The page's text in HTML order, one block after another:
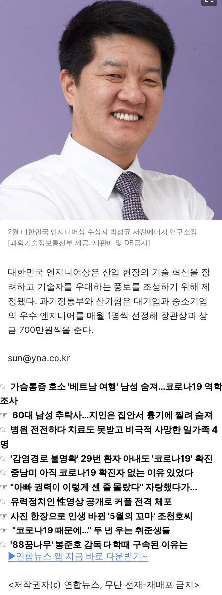
2월 대한민국 엔지니어상 수상자 박성균 서진에너지 연구소장
[과학기술정보통신부 제공. 재판매 및 DB금지]
대한민국 엔지니어상은 산업 현장의 기술 혁신을 장
려하고 기술자를 우대하는 풍토를 조성하기 위해 제
정됐다. 과기정통부와 산기협은 대기업과 중소기업
의 우수 엔지니어를 매월 1명씩 선정해 장관상과 상
금 700만원씩을 준다.
sun@yna.co.kr
☞ 가슴통증 호소 '베트남 여행' 남성 숨져…코로나19 역학
조사
☞ 60대 남성 추락사…지인은 집안서 흉기에 찔려 숨져
☞ 병원 전전하다 치료도 못받고 비극적 사망한 일가족 4
명
☞ '감염경로 불명확' 29번 환자 아내도 '코로나19' 확진
☞ 중남미 아직 코로나19 확진자 없는 이유 있었다
☞ "아빠 권력이 이렇게 센 줄 몰랐다" 자랑했다가...
☞ 유력정치인 性영상 공개로 커플 전격 체포
☞ 사진 한장으로 인생 바뀐 '5월의 꼬마' 조천호씨
☞ "코로나19 때문에…" 두 번 우는 취준생들
☞ '88꿈나무' 봉준호 감독 대학때 구속된 이유는
▶연합뉴스 앱 지금 바로 다운받기~
<저작권자(c) 연합뉴스, 무단 전재-재배포 금지>